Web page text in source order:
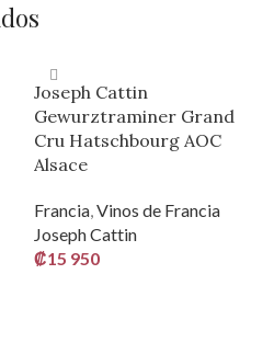
Joseph Cattin
Gewurztraminer Grand
Cru Hatschbourg AOC
Alsace
Francia,Vinos de Francia
Joseph Cattin
₡15 950